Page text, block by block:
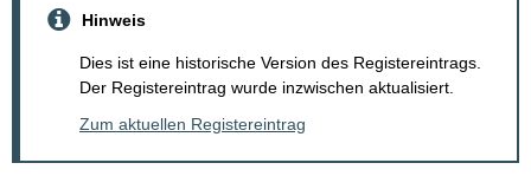
Hinweis
Dies ist eine historische Version des Registereintrags.
Der Registereintrag wurde inzwischen aktualisiert.
Zum aktuellen Registereintrag